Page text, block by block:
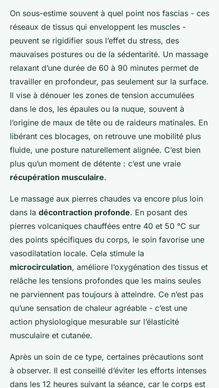
On sous-estime souvent à quel point nos fascias - ces
réseaux de tissus qui enveloppent les muscles -
peuvent se rigidifier sous l’effet du stress, des
mauvaises postures ou de la sédentarité. Un massage
relaxant d’une durée de 60 à 90 minutes permet de
travailler en profondeur, pas seulement sur la surface.
Il vise à dénouer les zones de tension accumulées
dans le dos, les épaules ou la nuque, souvent à
l’origine de maux de tête ou de raideurs matinales. En
libérant ces blocages, on retrouve une mobilité plus
fluide, une posture naturellement alignée. C’est bien
plus qu’un moment de détente : c’est une vraie
récupération musculaire.
Le massage aux pierres chaudes va encore plus loin
dans la décontraction profonde. En posant des
pierres volcaniques chauffées entre 40 et 50 °C sur
des points spécifiques du corps, le soin favorise une
vasodilatation locale. Cela stimule la
microcirculation, améliore l’oxygénation des tissus et
relâche les tensions profondes que les mains seules
ne parviennent pas toujours à atteindre. Ce n’est pas
qu’une sensation de chaleur agréable - c’est une
action physiologique mesurable sur l’élasticité
musculaire et cutanée.
Après un soin de ce type, certaines précautions sont
à observer. Il est conseillé d’éviter les efforts intenses
dans les 12 heures suivant la séance, car le corps est